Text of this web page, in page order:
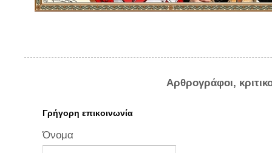
Αρθρογράφοι,
Γρήγορη επικοινωνία
Όνομα